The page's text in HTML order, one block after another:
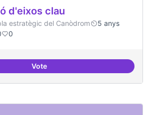
d'eixos clau
estratègic del Canòdrom
5 anys
0
VoteConsolidació d'eixos clau